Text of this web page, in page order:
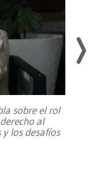
sobre el rol
al
los desafíos